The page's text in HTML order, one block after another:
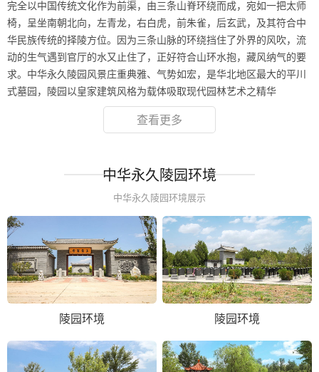
完全以中国传统文化作为前渠，由三条山脊环绕而成，宛如一把太师
椅，呈坐南朝北向，左青龙，右白虎，前朱雀，后玄武，及其符合中
华民族传统的择陵方位。因为三条山脉的环绕挡住了外界的风吹，流
动的生气遇到官厅的水又止住了，正好符合山环水抱，藏风纳气的要
求。中华永久陵园风景庄重典雅、气势如宏，是华北地区最大的平川
式墓园，陵园以皇家建筑风格为载体吸取现代园林艺术之精华
查看更多
中华永久陵园环境
中华永久陵园环境展示
陵园环境 陵园环境